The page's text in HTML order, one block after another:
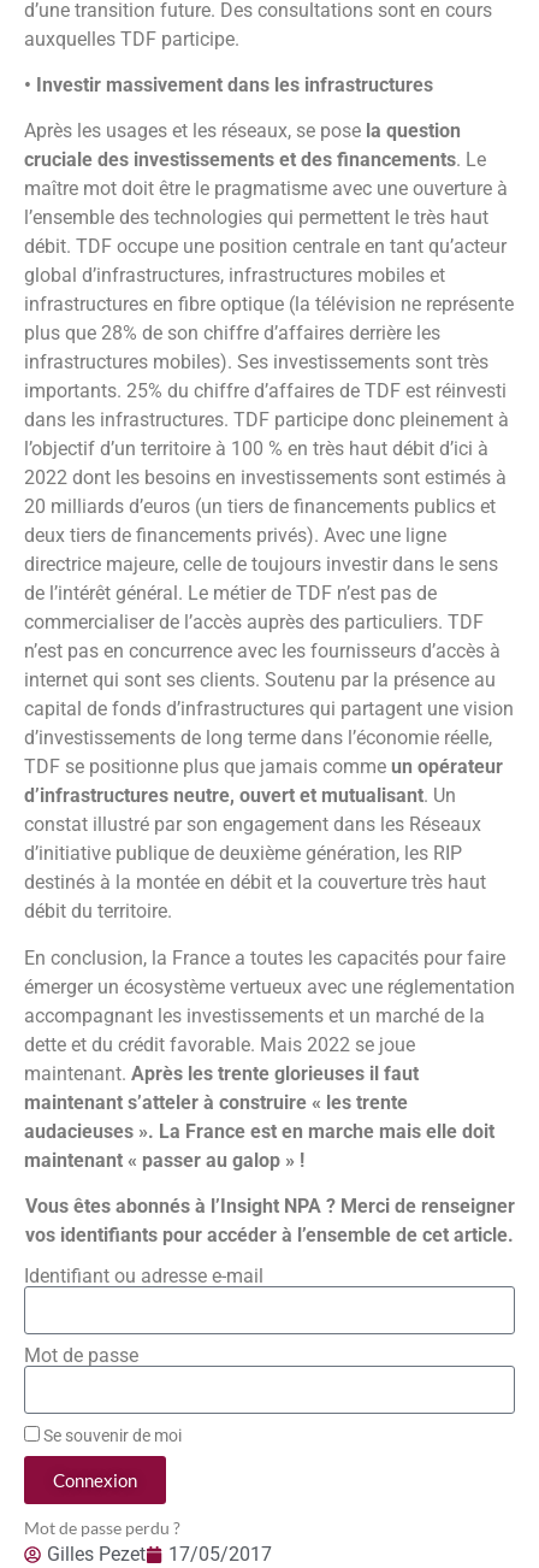
d’une transition future. Des consultations sont en cours
auxquelles TDF participe.
• Investir massivement dans les infrastructures
Après les usages et les réseaux, se pose la question
cruciale des investissements et des financements. Le
maître mot doit être le pragmatisme avec une ouverture à
l’ensemble des technologies qui permettent le très haut
débit. TDF occupe une position centrale en tant qu’acteur
global d’infrastructures, infrastructures mobiles et
infrastructures en fibre optique (la télévision ne représente
plus que 28% de son chiffre d’affaires derrière les
infrastructures mobiles). Ses investissements sont très
importants. 25% du chiffre d’affaires de TDF est réinvesti
dans les infrastructures. TDF participe donc pleinement à
l’objectif d’un territoire à 100 % en très haut débit d’ici à
2022 dont les besoins en investissements sont estimés à
20 milliards d’euros (un tiers de financements publics et
deux tiers de financements privés). Avec une ligne
directrice majeure, celle de toujours investir dans le sens
de l’intérêt général. Le métier de TDF n’est pas de
commercialiser de l’accès auprès des particuliers. TDF
n’est pas en concurrence avec les fournisseurs d’accès à
internet qui sont ses clients. Soutenu par la présence au
capital de fonds d’infrastructures qui partagent une vision
d’investissements de long terme dans l’économie réelle,
TDF se positionne plus que jamais comme un opérateur
d’infrastructures neutre, ouvert et mutualisant. Un
constat illustré par son engagement dans les Réseaux
d’initiative publique de deuxième génération, les RIP
destinés à la montée en débit et la couverture très haut
débit du territoire.
En conclusion, la France a toutes les capacités pour faire
émerger un écosystème vertueux avec une réglementation
accompagnant les investissements et un marché de la
dette et du crédit favorable. Mais 2022 se joue
maintenant. Après les trente glorieuses il faut
maintenant s’atteler à construire « les trente
audacieuses ». La France est en marche mais elle doit
maintenant « passer au galop » !
Vous êtes abonnés à l’Insight NPA ? Merci de renseigner
vos identifiants pour accéder à l’ensemble de cet article.
Identifiant ou adresse e-mail
Mot de passe
Se souvenir de moi
Connexion
Mot de passe perdu ?
Gilles Pezet 17/05/2017